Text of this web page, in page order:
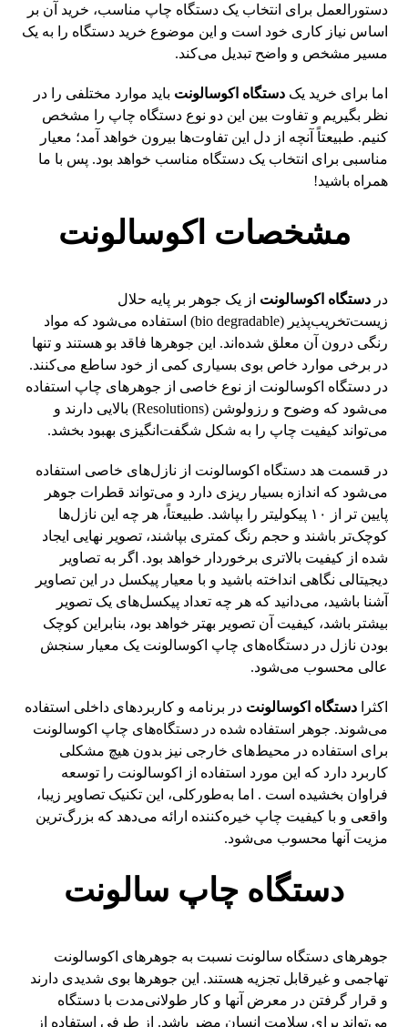
دستورالعمل برای انتخاب یک دستگاه چاپ مناسب، خرید آن بر
اساس نیاز کاری خود است و این موضوع خرید دستگاه را به یک
مسیر مشخص و واضح تبدیل می‌کند.
اما برای خرید یکدستگاه اکوسالونت باید موارد مختلفی را در
نظر بگیریم و تفاوت بین این دو نوع دستگاه چاپ را مشخص
کنیم. طبیعتاً آنچه از دل این تفاوت‌ها بیرون خواهد آمد؛ معیار
مناسبی برای انتخاب یک دستگاه مناسب خواهد بود. پس با ما
همراه باشید!
مشخصات اکوسالونت
دردستگاه اکوسالونت از یک جوهر بر پایه حلال
زیست‌تخریب‌پذیر (bio degradable) استفاده می‌شود که مواد
رنگی درون آن معلق شده‌اند. این جوهرها فاقد بو هستند و تنها
در برخی موارد خاص بوی بسیاری کمی از خود ساطع می‌کنند.
در دستگاه اکوسالونت از نوع خاصی از جوهرهای چاپ استفاده
می‌شود که وضوح و رزولوشن (Resolutions) بالایی دارند و
می‌تواند کیفیت چاپ را به شکل شگفت‌انگیزی بهبود بخشد.
در قسمت هد دستگاه اکوسالونت از نازل‌های خاصی استفاده
می‌شود که اندازه بسیار ریزی دارد و می‌تواند قطرات جوهر
پایین تر از ۱۰ پیکولیتر را بپاشد. طبیعتاً، هر چه این نازل‌ها
کوچک‌تر باشند و حجم رنگ کمتری بپاشند، تصویر نهایی ایجاد
شده از کیفیت بالاتری برخوردار خواهد بود. اگر به تصاویر
دیجیتالی نگاهی انداخته باشید و با معیار پیکسل در این تصاویر
آشنا باشید، می‌دانید که هر چه تعداد پیکسل‌های یک تصویر
بیشتر باشد، کیفیت آن تصویر بهتر خواهد بود، بنابراین کوچک
بودن نازل در دستگاه‌های چاپ اکوسالونت یک معیار سنجش
عالی محسوب می‌شود.
اکثرادستگاه اکوسالونت در برنامه و کاربردهای داخلی استفاده
می‌شوند. جوهر استفاده شده در دستگاه‌های چاپ اکوسالونت
برای استفاده در محیط‌های خارجی نیز بدون هیچ مشکلی
کاربرد دارد که این مورد استفاده از اکوسالونت را توسعه
فراوان بخشیده است . اما به‌طورکلی، این تکنیک تصاویر زیبا،
واقعی و با کیفیت چاپ خیره‌کننده ارائه می‌دهد که بزرگ‌ترین
مزیت آنها محسوب می‌شود.
دستگاه چاپ سالونت
جوهرهای دستگاه سالونت نسبت به جوهرهای اکوسالونت
تهاجمی و غیرقابل تجزیه هستند. این جوهرها بوی شدیدی دارند
و قرار گرفتن در معرض آنها و کار طولانی‌مدت با دستگاه
می‌تواند برای سلامت انسان مضر باشد. از طرفی استفاده از